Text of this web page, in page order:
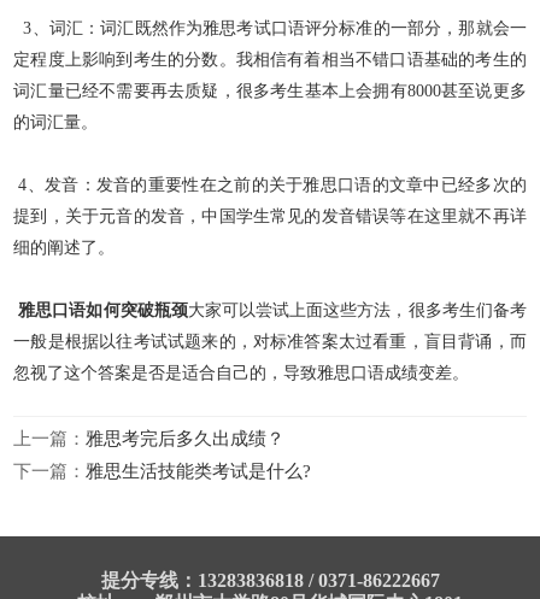
3、词汇：词汇既然作为雅思考试口语评分标准的一部分，那就会一
定程度上影响到考生的分数。我相信有着相当不错口语基础的考生的
词汇量已经不需要再去质疑，很多考生基本上会拥有8000甚至说更多
的词汇量。
4、发音：发音的重要性在之前的关于雅思口语的文章中已经多次的
提到，关于元音的发音，中国学生常见的发音错误等在这里就不再详
细的阐述了。
雅思口语如何突破瓶颈大家可以尝试上面这些方法，很多考生们备考
一般是根据以往考试试题来的，对标准答案太过看重，盲目背诵，而
忽视了这个答案是否是适合自己的，导致雅思口语成绩变差。
上一篇：雅思考完后多久出成绩？
下一篇：雅思生活技能类考试是什么?
提分专线：13283836818 / 0371-86222667